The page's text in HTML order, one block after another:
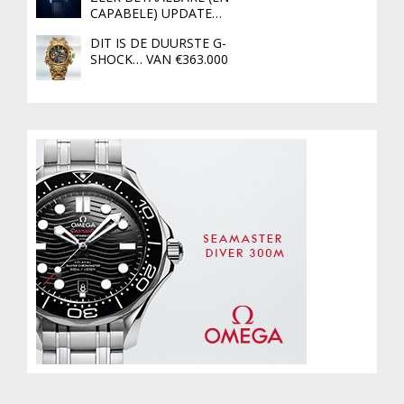
CAPABELE) UPDATE…
DIT IS DE DUURSTE G-
SHOCK… VAN €363.000